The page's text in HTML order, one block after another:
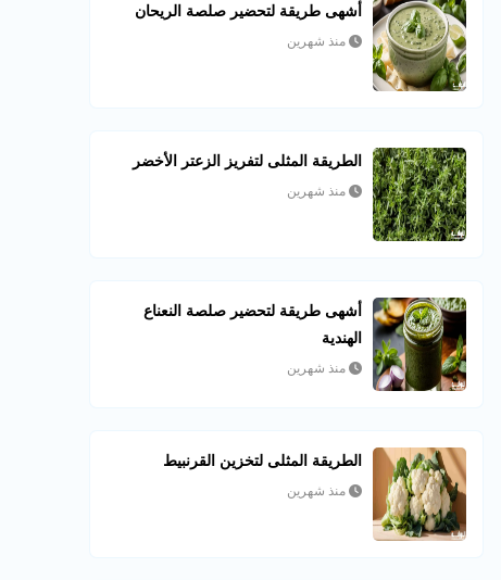
أشهى طريقة لتحضير صلصة الريحان
منذ شهرين
الطريقة المثلى لتفريز الزعتر الأخضر
منذ شهرين
أشهى طريقة لتحضير صلصة النعناع
الهندية
منذ شهرين
الطريقة المثلى لتخزين القرنبيط
منذ شهرين